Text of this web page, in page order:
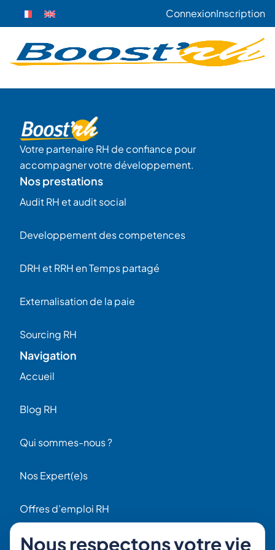
ConnexionInscription
Votre partenaire RH de confiance pour
accompagner votre développement.
Nos prestations
Audit RH et audit social
Developpement des competences
DRH et RRH en Temps partagé
Externalisation de la paie
Sourcing RH
Navigation
Accueil
Blog RH
Qui sommes-nous ?
Nos Expert(e)s
Offres d’emploi RH
56 Rue Raspail
Nous respectons votre vie